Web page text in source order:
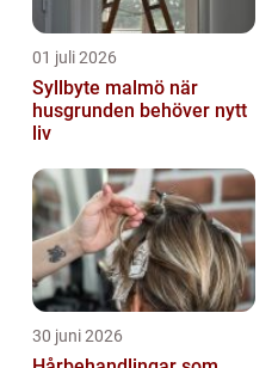
01 juli 2026
Syllbyte malmö när
husgrunden behöver nytt
liv
30 juni 2026